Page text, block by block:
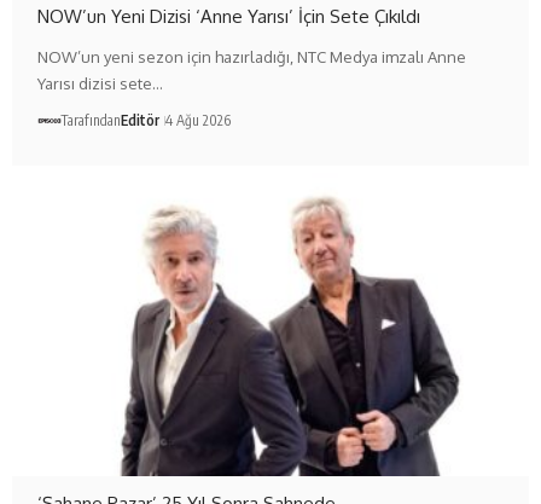
NOW’un Yeni Dizisi ‘Anne Yarısı’ İçin Sete Çıkıldı
NOW’un yeni sezon için hazırladığı, NTC Medya imzalı Anne
Yarısı dizisi sete…
TarafındanEditör 4 Ağu 2026